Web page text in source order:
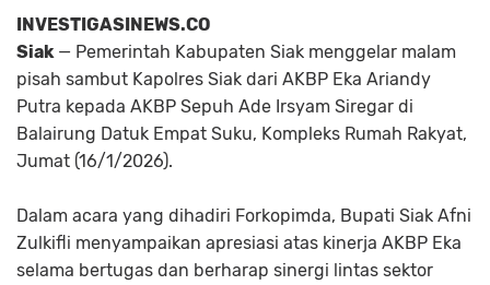
INVESTIGASINEWS.CO
Siak — Pemerintah Kabupaten Siak menggelar malam
pisah sambut Kapolres Siak dari AKBP Eka Ariandy
Putra kepada AKBP Sepuh Ade Irsyam Siregar di
Balairung Datuk Empat Suku, Kompleks Rumah Rakyat,
Jumat (16/1/2026).
Dalam acara yang dihadiri Forkopimda, Bupati Siak Afni
Zulkifli menyampaikan apresiasi atas kinerja AKBP Eka
selama bertugas dan berharap sinergi lintas sektor